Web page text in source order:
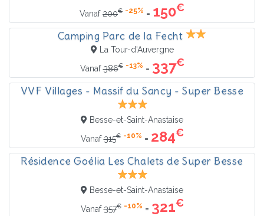
Vanaf200€ -25% = 150€
Camping Parc de la Fecht
La Tour-d'Auvergne
Vanaf386€ -13% = 337€
VVF Villages - Massif du Sancy - Super Besse
Besse-et-Saint-Anastaise
Vanaf315€ -10% = 284€
Résidence Goélia Les Chalets de Super Besse
Besse-et-Saint-Anastaise
Vanaf357€ -10% = 321€